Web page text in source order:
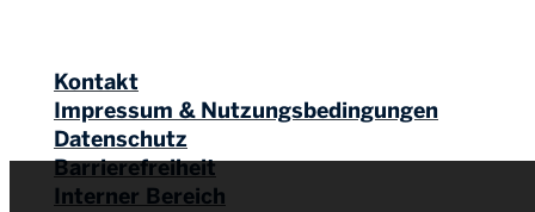
Kontakt
Impressum & Nutzungsbedingungen
Datenschutz
Barrierefreiheit
Interner Bereich